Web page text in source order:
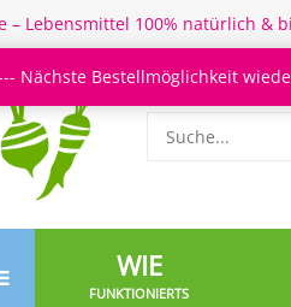
– Lebensmittel 100% natürlich &
WIE
FUNKTIONIERTS
Nächste Bestellmöglichkeit